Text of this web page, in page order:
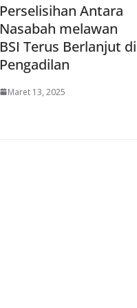
Perselisihan Antara
Nasabah melawan
BSI Terus Berlanjut di
Pengadilan
Maret 13, 2025